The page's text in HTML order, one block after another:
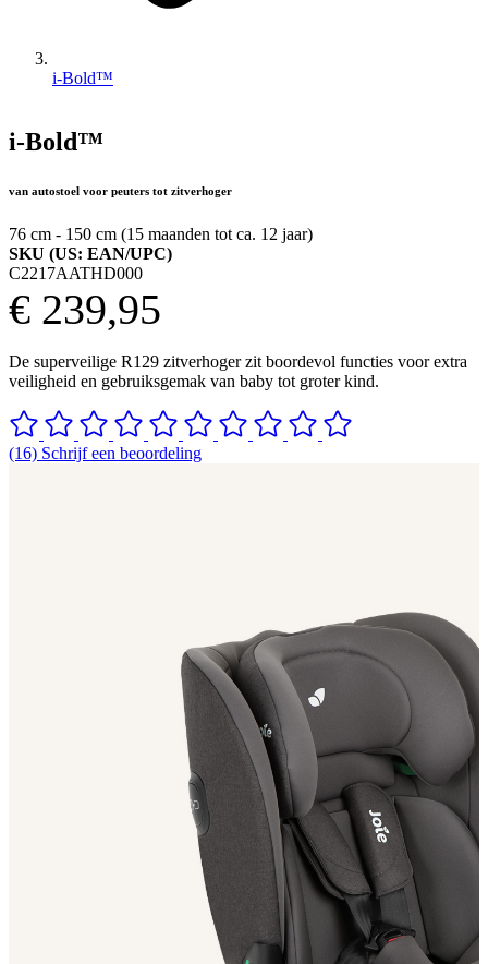
i-Bold™
i-Bold™
van autostoel voor peuters tot zitverhoger
76 cm - 150 cm (15 maanden tot ca. 12 jaar)
SKU (US: EAN/UPC)
C2217AATHD000
€ 239,95
De superveilige R129 zitverhoger zit boordevol functies voor extra
veiligheid en gebruiksgemak van baby tot groter kind.
(16) Schrijf een beoordeling